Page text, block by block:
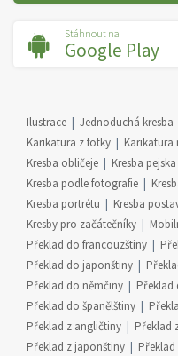
Stáhnout na
Google Play
Ilustrace Jednoduchá kresba
Karikatura z fotky
Karikatura
Kresba obličeje
Kresba pejska
Kresba podle fotografie
Kresba portrétu
Kresba
Kresby pro začátečníky
Překlad do francouzštiny
Překlad do japonštiny
Překlad do němčiny
Překlad
Překlad do španělštiny
Překlad z angličtiny
Překlad
Překlad z japonštiny